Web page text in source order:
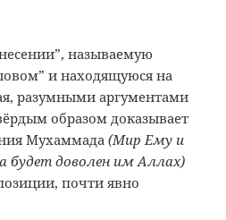
называемую
и находящуюся на
разумными аргументами
образом доказывает
Мухаммада(Мир Ему и
будет доволен им Аллах)
почти явно